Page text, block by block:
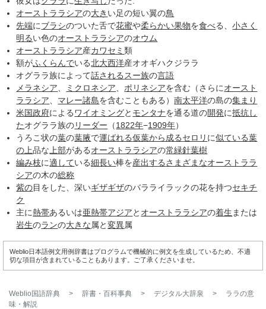
オーストララシアの大き い足の短い翼の鳥
先端にブラシのついた舌で花蜜や柔らかい果物を食べる、小さく
明るい色のオーストララシアのオウム
オーストララシア産カワセミ類
額がふくらんでいる北大西洋産オオギハクジララ
オグララ族によって話される スー族の言語
メラネシア
ミクロネシア ポリネシアを含む（さらにオースト
ララシア
マレー諸島を含むこともある）南太平洋の島の集まり
米国政府による ワイオミングと モンタナを通る道の開発に抵抗し
たオグララ族のリーダー （1822年−1909年）
うろこ状の葉の葉腋で運ばれる仮葉から成るセロリ に似ている葉
の上品な 上部があるオーストララシアの常緑針葉樹
編み枝に適している細長い棒を産出するさまざまなオーストララ
シアの木の総称
紫の目をした、深いギザギザのバラライラックの花を持つセキチ
ク
主に熱帯あるいは亜熱帯アジアと オーストララシアの着生 または
岩生のランの大きな属と変異属
Weblio日本語例文用例辞書はプログラムで機械的に例文を生成しているため、不適
切な項目が含まれていることもあります。ご了承くださいませ。
Weblio国語辞典 > 辞書・百科事典 > デジタル大辞泉 > ララの意
味・解説